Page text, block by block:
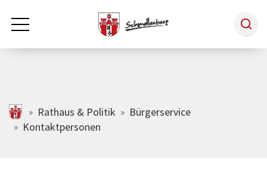
Zum Hauptinhalt springen
Rathaus & Politik
schmallenberg.de
Rathaus & Politik
Bürgerservice
Kontaktpersonen